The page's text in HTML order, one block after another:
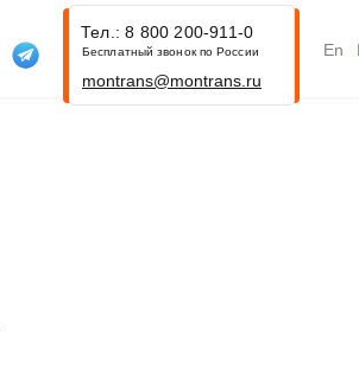
montrans@montrans.ru
En
Тел.: 8 800 200-911-0
Бесплатный звонок по России